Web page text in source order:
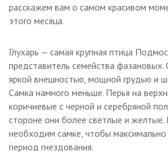
расскажем вам о самом красивом
этого месяца.
Глухарь — самая крупная птица
представитель семейства
яркой внешностью, мощной грудью и
Самка намного меньше. Перья на
коричневые с черной и серебряной
стороне они более светлые и
необходим самке, чтобы максимально
период гнездования.